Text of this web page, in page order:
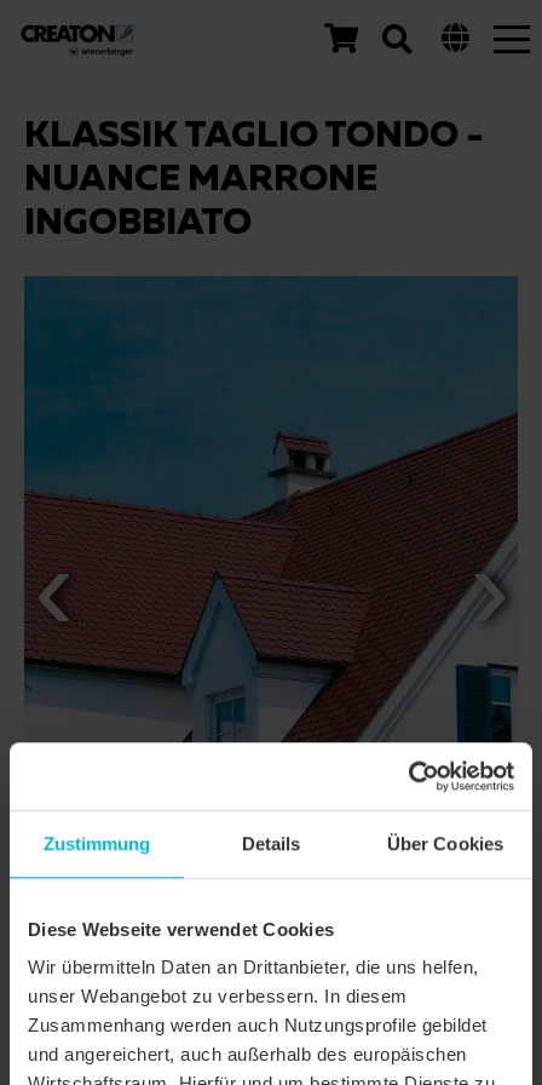
Zustimmung Details Über Cookies
Diese Webseite verwendet Cookies
Wir übermitteln Daten an Drittanbieter, die uns helfen,
unser Webangebot zu verbessern. In diesem
Zusammenhang werden auch Nutzungsprofile gebildet
und angereichert, auch außerhalb des europäischen
KLASSIK TAGLIO TONDO -
NUANCE MARRONE
INGOBBIATO
DETTAGLI
Famiglia di prodotto Tegola a coda di castoro KLASSIK
Gruppo prodotto Tegole